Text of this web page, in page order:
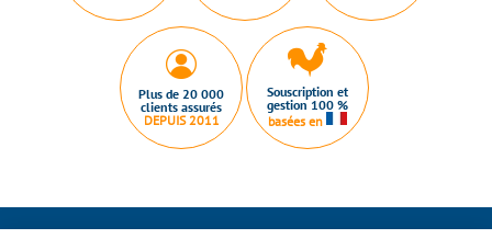
Plus de 20 000
clients assurés
DEPUIS 2011
Souscription et
gestion 100 %
basées en